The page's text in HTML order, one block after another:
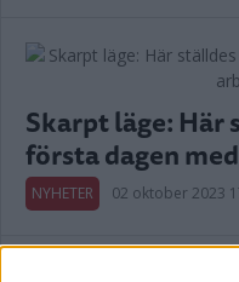
Skarpt läge: Här
första dagen
NYHETER 02 oktober 2023